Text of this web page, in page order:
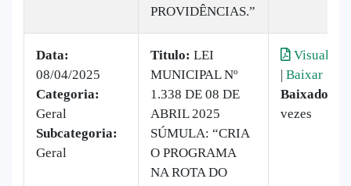
PROVIDÊNCIAS.”
Data:
08/04/2025
Categoria:
Geral
Subcategoria:
Geral
Titulo: LEI
MUNICIPAL Nº
1.338 DE 08 DE
ABRIL 2025
SÚMULA: “CRIA
O PROGRAMA
NA ROTA DO
Visualizar
| Baixar
Baixado:
vezes